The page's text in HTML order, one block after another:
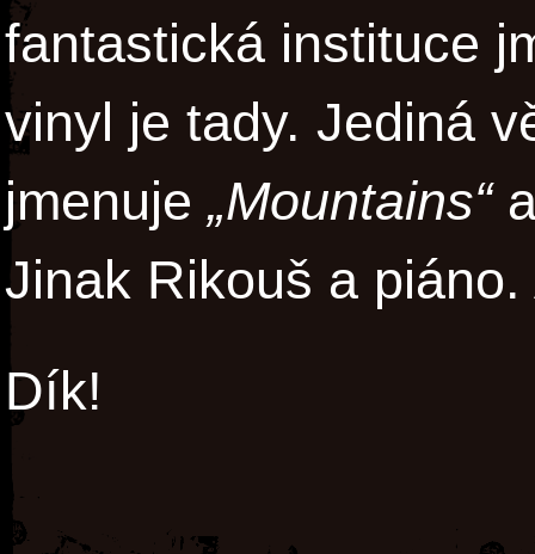
fantastická instituce
vinyl je tady. Jediná
jmenuje „Mountains“a
Jinak Rikouš a
Dík!